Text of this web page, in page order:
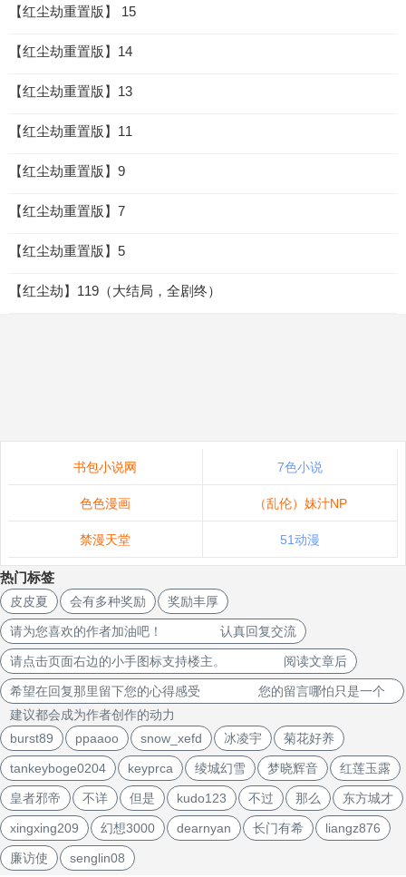
【红尘劫重置版】 15
【红尘劫重置版】14
【红尘劫重置版】13
【红尘劫重置版】11
【红尘劫重置版】9
【红尘劫重置版】7
【红尘劫重置版】5
【红尘劫】119（大结局，全剧终）
书包小说网 7色小说
色色漫画 （乱伦）妹汁NP
禁漫天堂 51动漫
热门标签
皮皮夏 会有多种奖励 奖励丰厚
请为您喜欢的作者加油吧！ 认真回复交流
请点击页面右边的小手图标支持楼主。 阅读文章后
希望在回复那里留下您的心得感受 您的留言哪怕只是一个
建议都会成为作者创作的动力
burst89
ppaaoo snow_xefd 冰凌宇 菊花好养
tankeyboge0204 keyprca 绫城幻雪 梦晓辉音 红莲玉露
皇者邪帝 不详 但是 kudo123 不过 那么 东方城才
xingxing209 幻想3000 dearnyan 长门有希 liangz876
廉访使 senglin08